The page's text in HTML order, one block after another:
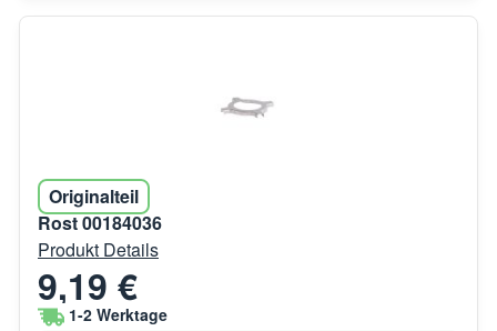
Originalteil
Rost 00184036
Produkt Details
9,19 €
1-2 Werktage